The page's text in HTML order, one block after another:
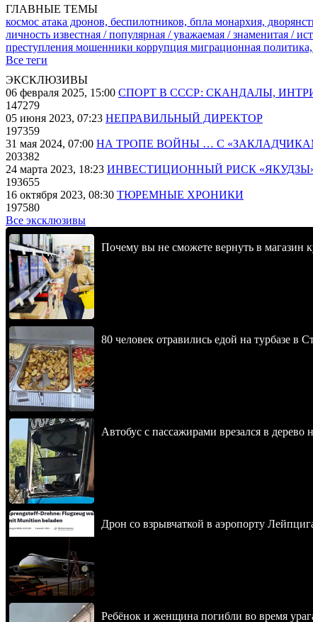
ГЛАВНЫЕ ТЕМЫ
космос атака дронов, беспилотников, бпла монархия,
личность известная / популярная / уважаемая / знаменитая /
преступления мошенники коррупция миграционная
Все теги
ЭКСКЛЮЗИВЫ
06 февраля 2025, 15:00 СПОРТ В СССР: СКАНДАЛЫ,
147279
05 июня 2023, 07:23 НЕПРАВИЛЬНЫЙ ДИРЕКТОР
197359
31 мая 2024, 07:00 НА ТРОПЕ ВОЙНЫ … С
203382
24 марта 2023, 18:23 ИНВЕСТИЦИОННЫЙ РИСК
193655
16 октября 2023, 08:30 ТЮРЕМНЫЕ ХРОНИКИ
197580
Все эксклюзивы
Почему вы не сможете вернуть в магазин
80 человек отравились едой на турбазе в
Автобус с пассажирами врезался в
Дрон со взрывчаткой в аэропорту
Ребёнок и женщина погибли во время